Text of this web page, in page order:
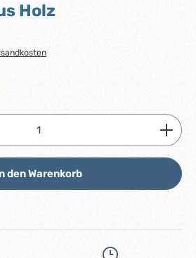
Holz
den gewünschten Wert ein
den Warenkorb